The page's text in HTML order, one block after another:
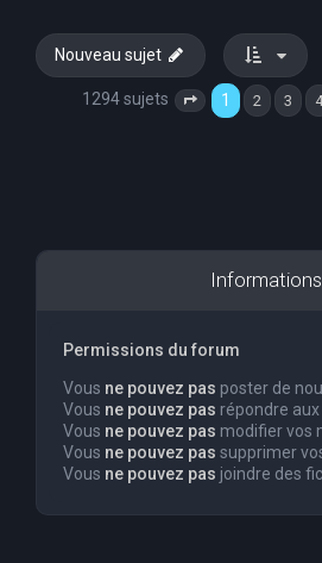
Nouveau sujet
1294 sujets Page 1 sur 52
1 2 3 4
Informations
Permissions du forum
Vous ne pouvez pas poster de
Vous ne pouvez pas répondre
Vous ne pouvez pas modifier vos
Vous ne pouvez pas supprimer
Vous ne pouvez pas joindre des